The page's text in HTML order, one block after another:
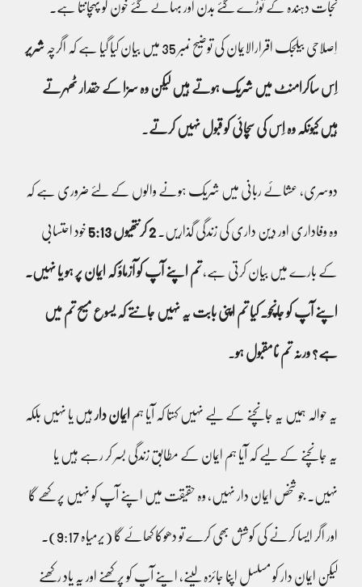
نجات دہندہ کے توڑے گئے بدن اور بہائے گئے خون کو پہچانتا ہے۔
اِصلاحی بیلجک اقرارالایمان کی توضیح نمبر 35 میں بیان کیا گیا ہے کہ اگرچہ شریر
اِس ساکرامنٹ میں شریک ہوتے ہیں لیکن وہ سزا کے حقدار ٹھہرتے
ہیں کیونکہ وہ اِس کی سچائی کو قبول نہیں کرتے
دوسری، عشائے ربانی میں شریک ہونے والوں کے لئے ضروری ہے کہ
وہ وفاداری اور دِین داری کی زندگی گذاریں۔ 2 کرنتھیوں 5:13 خود احتسابی
کے بارے میں بیان کرتی ہے، تم اپنے آپ کو آزماؤْ کہ ایمان پر ہو یا نہیں۔
اپنے آپ کو جانچو۔ کیا تم اپنی بابت یہ نہیں جانتے کہ یسوع مسیح تم میں
ہے؟ ورنہ تم نامقبول ہو
یہ حوالہ ہمیں یہ جانچنے کے لیے نہیں کہتا کہ آیا ہم ایمان دار ہیں یا نہیں بلکہ
یہ جانچنے کے لیے کہ آیا ہم ایمان کے مطابق زندگی بسر کر رہے ہیں یا
نہیں۔ جو شخص ایمان دار نہیں، وہ حقیقت میں اپنے آپ کو نہیں پرکھے گا
اور اگر ایسا کرنے کی کوشش بھی کرے تو دھوکا کھائے گا (یرمیاہ 9:17)۔
لیکن ایمان دار کو مسلسل اپنا جائزہ لینے، اپنے آپ کو پرکھنے اور یہ یاد رکھنے